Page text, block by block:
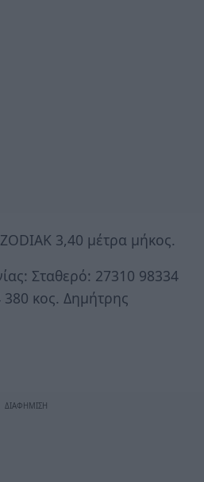
3,40 μέτρα μήκος.
Σταθερό: 27310 98334
380 κος. Δημήτρης